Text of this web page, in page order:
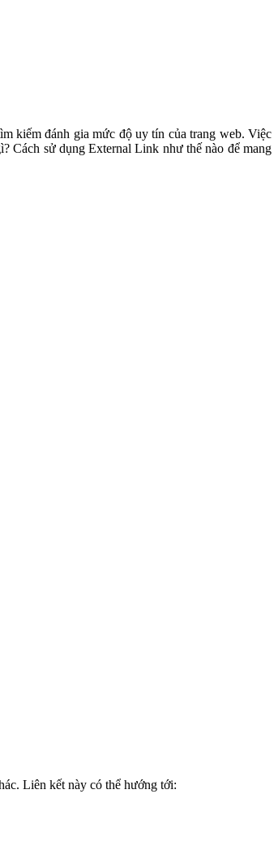
kiếm đánh gia mức độ uy tín của trang web. Việc
Cách sử dụng External Link như thế nào để mang
Liên kết này có thể hướng tới: